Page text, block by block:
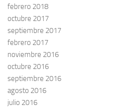
febrero 2018
octubre 2017
septiembre 2017
febrero 2017
noviembre 2016
octubre 2016
septiembre 2016
agosto 2016
julio 2016